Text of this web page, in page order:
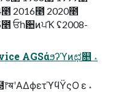
2016೥ 2020೥
ਓһ਺ͷਪҠ ʢ2008-
AGSάϧʔϓͷಛ௕ ˔